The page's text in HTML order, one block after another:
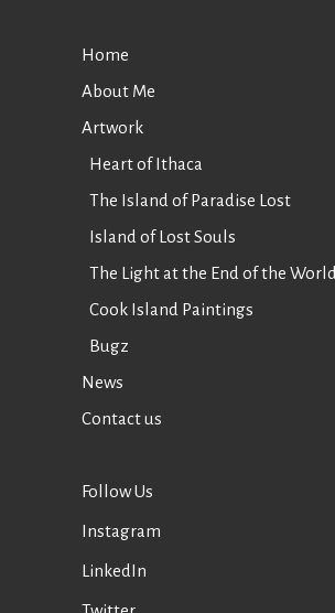
Home
About Me
Artwork
Heart of Ithaca
The Island of Paradise Lost
Island of Lost Souls
The Light at the End of the World
Cook Island Paintings
Bugz
News
Contact us
Follow Us
Instagram
LinkedIn